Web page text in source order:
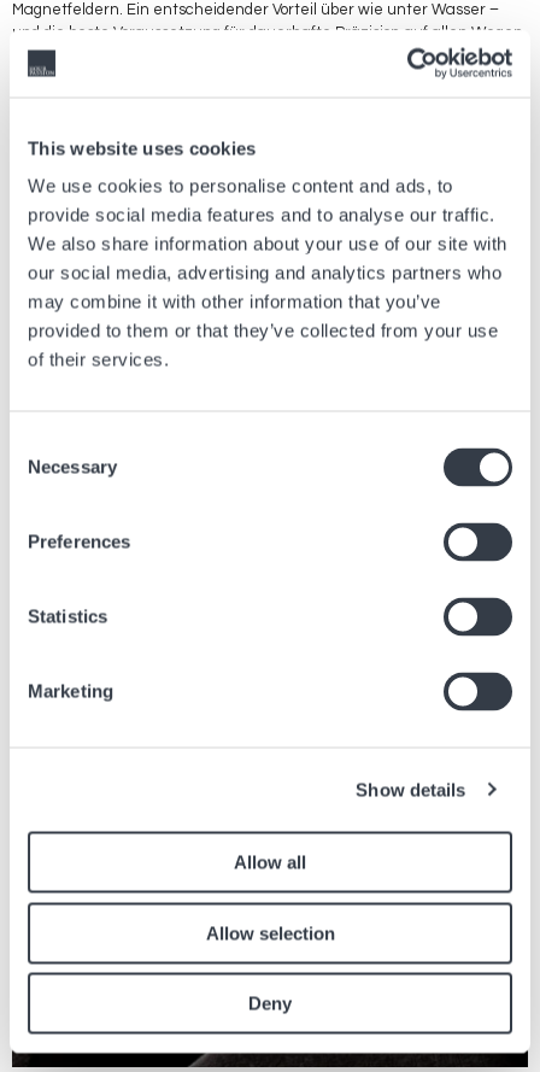
This website uses cookies
We use cookies to personalise content and ads, to
provide social media features and to analyse our traffic.
We also share information about your use of our site with
our social media, advertising and analytics partners who
may combine it with other information that you’ve
provided to them or that they’ve collected from your use
of their services.
Selection
Necessary
Preferences
Statistics
Marketing
Show details
Allow all
Allow selection
Deny
Magnetfeldern. Ein entscheidender Vorteil über wie unter Wasser –
und die beste Voraussetzung für dauerhafte Präzision auf allen Wegen
Alles, was Sie über den Ursprung des
Chronographen wissen müssen
28 März, 2025
Beratung
Nächster Artikel
Finden Sie andere Artikel in der Zeitung, die sich auf den obigen Artikel
Bild